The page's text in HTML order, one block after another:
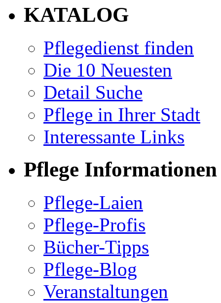
KATALOG
Pflegedienst finden
Die 10 Neuesten
Detail Suche
Pflege in Ihrer Stadt
Interessante Links
Pflege Informationen
Pflege-Laien
Pflege-Profis
Bücher-Tipps
Pflege-Blog
Veranstaltungen